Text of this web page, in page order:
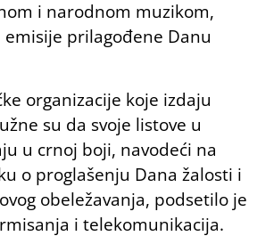
i narodnom muzikom,
prilagođene Danu
organizacije koje izdaju
su da svoje listove u
u crnoj boji, navodeći na
o proglašenju Dana žalosti i
obeležavanja, podsetilo je
i telekomunikacija.